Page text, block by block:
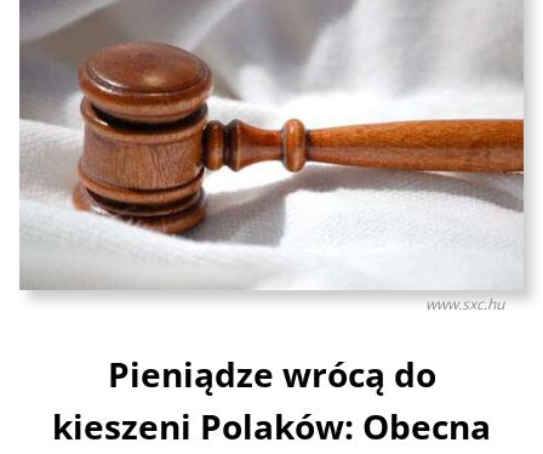
www.sxc.hu
Pieniądze wrócą do
kieszeni Polaków: Obecna